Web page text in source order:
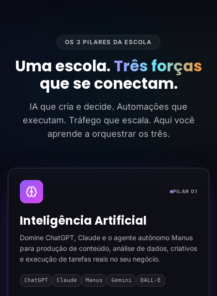
OS 3 PILARES DA ESCOLA
Uma escola. Três forças
que se conectam.
IA que cria e decide. Automações que
executam. Tráfego que escala. Aqui você
aprende a orquestrar os três.
PILAR 01
Inteligência Artificial
Domine ChatGPT, Claude e o agente autônomo Manus
para produção de conteúdo, análise de dados, criativos
e execução de tarefas reais no seu negócio.
ChatGPT Claude Manus Gemini DALL-E